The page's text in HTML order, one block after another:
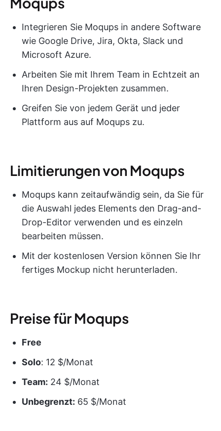
Integrieren Sie Moqups in andere Software
wie Google Drive, Jira, Okta, Slack und
Microsoft Azure.
Arbeiten Sie mit Ihrem Team in Echtzeit an
Ihren Design-Projekten zusammen.
Greifen Sie von jedem Gerät und jeder
Plattform aus auf Moqups zu.
Limitierungen von Moqups
Moqups kann zeitaufwändig sein, da Sie für
die Auswahl jedes Elements den Drag-and-
Drop-Editor verwenden und es einzeln
bearbeiten müssen.
Mit der kostenlosen Version können Sie Ihr
fertiges Mockup nicht herunterladen.
Preise für Moqups
Free
Solo: 12 $/Monat
Team: 24 $/Monat
Unbegrenzt: 65 $/Monat